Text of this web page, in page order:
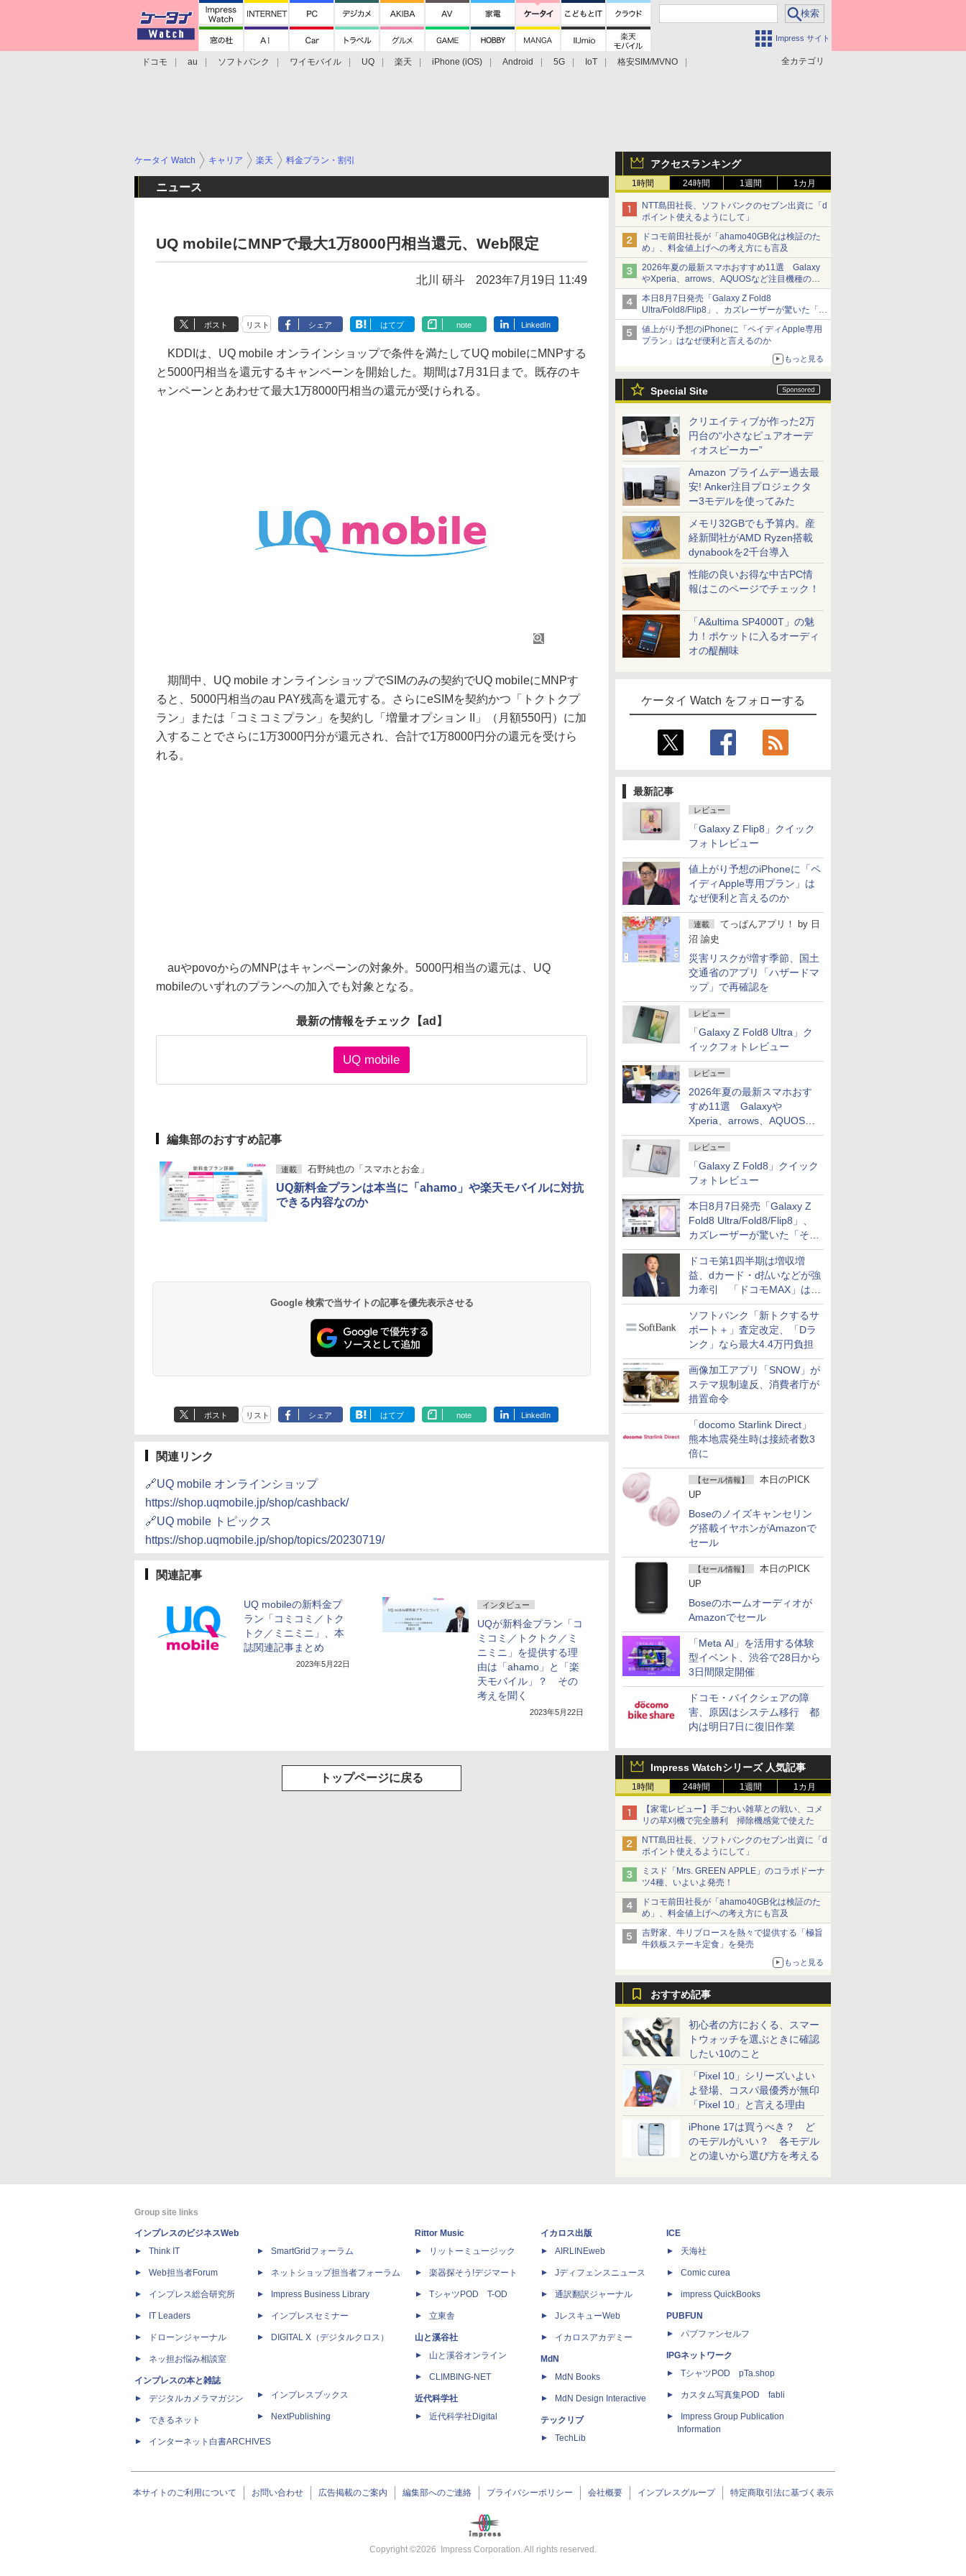
Impress サイト
全カテゴリ
ドコモ au ソフトバンク ワイモバイル UQ 楽天 iPhone (iOS) Android 5G IoT
格安SIM/MVNO
アクセスランキング
1時間 24時間 1週間 1カ月
NTT島田社長、ソフトバンクのセブン出資に「d
ポイント使えるようにして」
ドコモ前田社長が「ahamo40GB化は検証のた
め」、料金値上げへの考え方にも言及
2026年夏の最新スマホおすすめ11選 Galaxy
やXperia、arrows、AQUOSなど注目機種の特
徴は
本日8月7日発売「Galaxy Z Fold8
Ultra/Fold8/Flip8」、カズレーザーが驚いた「そ
ば屋のメニュー並みの薄さ」
値上がり予想のiPhoneに「ペイディApple専用
プラン」はなぜ便利と言えるのか
もっと見る
Special Site
クリエイティブが作った2万
円台の“小さなピュアオーデ
ィオスピーカー”
Amazon プライムデー過去最
安! Anker注目プロジェクタ
ー3モデルを使ってみた
メモリ32GBでも予算内。産
経新聞社がAMD Ryzen搭載
dynabookを2千台導入
性能の良いお得な中古PC情
報はこのページでチェック！
「A&ultima SP4000T」の魅
力！ポケットに入るオーディ
オの醍醐味
ケータイ Watch をフォローする
最新記事
レビュー
「Galaxy Z Flip8」クイック
フォトレビュー
値上がり予想のiPhoneに「ペ
イディApple専用プラン」は
なぜ便利と言えるのか
連載 てっぱんアプリ！ by 日
沼 諭史
災害リスクが増す季節、国土
交通省のアプリ「ハザードマ
ップ」で再確認を
レビュー
「Galaxy Z Fold8 Ultra」ク
イックフォトレビュー
レビュー
2026年夏の最新スマホおす
すめ11選 Galaxyや
Xperia、arrows、AQUOSな
ど注目機種の特徴は
レビュー
「Galaxy Z Fold8」クイック
フォトレビュー
本日8月7日発売「Galaxy Z
Fold8 Ultra/Fold8/Flip8」、
カズレーザーが驚いた「そば
屋のメニュー並みの薄さ」
ドコモ第1四半期は増収増
益、dカード・d払いなどが強
力牽引 「ドコモMAX」は
400万契約突破
ソフトバンク「新トクするサ
ポート＋」査定改定、「Dラ
ンク」なら最大4.4万円負担
画像加工アプリ「SNOW」が
ステマ規制違反、消費者庁が
措置命令
「docomo Starlink Direct」
熊本地震発生時は接続者数3
倍に
【セール情報】
本日のPICK
UP
Boseのノイズキャンセリン
グ搭載イヤホンがAmazonで
セール
【セール情報】
本日のPICK
UP
Boseのホームオーディオが
Amazonでセール
「Meta AI」を活用する体験
型イベント、渋谷で28日から
3日間限定開催
ドコモ・バイクシェアの障
害、原因はシステム移行 都
内は明日7日に復旧作業
Impress Watchシリーズ 人気記事
1時間 24時間 1週間 1カ月
【家電レビュー】手ごわい雑草との戦い、コメ
リの草刈機で完全勝利 掃除機感覚で使えた
NTT島田社長、ソフトバンクのセブン出資に「d
ポイント使えるようにして」
ミスド「Mrs. GREEN APPLE」のコラボドーナ
ツ4種、いよいよ発売！
ドコモ前田社長が「ahamo40GB化は検証のた
め」、料金値上げへの考え方にも言及
吉野家、牛リブロースを熱々で提供する「極旨
牛鉄板ステーキ定食」を発売
もっと見る
おすすめ記事
初心者の方におくる、スマー
トウォッチを選ぶときに確認
したい10のこと
「Pixel 10」シリーズいよい
よ登場、コスパ最優秀が無印
「Pixel 10」と言える理由
iPhone 17は買うべき？ ど
のモデルがいい？ 各モデル
との違いから選び方を考える
ケータイ Watch キャリア 楽天 料金プラン・割引
ニュース
UQ mobileにMNPで最大1万8000円相当還元、Web限定
北川 研斗 2023年7月19日 11:49
ポスト リスト シェア はてブ note LinkedIn
KDDIは、UQ mobile オンラインショップで条件を満たしてUQ mobileにMNPする
と5000円相当を還元するキャンペーンを開始した。期間は7月31日まで。既存のキ
ャンペーンとあわせて最大1万8000円相当の還元が受けられる。
期間中、UQ mobile オンラインショップでSIMのみの契約でUQ mobileにMNPす
ると、5000円相当のau PAY残高を還元する。さらにeSIMを契約かつ「トクトクプ
ラン」または「コミコミプラン」を契約し「増量オプション II」（月額550円）に加
入することでさらに1万3000円分が還元され、合計で1万8000円分の還元を受けら
れる。
auやpovoからのMNPはキャンペーンの対象外。5000円相当の還元は、UQ
mobileのいずれのプランへの加入でも対象となる。
最新の情報をチェック 【ad】
UQ mobile
編集部のおすすめ記事
連載 石野純也の「スマホとお金」
UQ新料金プランは本当に「ahamo」や楽天モバイルに対抗
できる内容なのか
Google 検索で当サイトの記事を優先表示させる
ポスト リスト シェア はてブ note LinkedIn
関連リンク
🔗UQ mobile オンラインショップ
https://shop.uqmobile.jp/shop/cashback/
🔗UQ mobile トピックス
https://shop.uqmobile.jp/shop/topics/20230719/
関連記事
UQ mobileの新料金プ
ラン「コミコミ／トク
トク／ミニミニ」、本
誌関連記事まとめ
2023年5月22日
インタビュー
UQが新料金プラン「コ
ミコミ／トクトク／ミ
ニミニ」を提供する理
由は「ahamo」と「楽
天モバイル」？ その
考えを聞く
2023年5月22日
トップページに戻る
Group site links
インプレスのビジネスWeb
Think IT
Web担当者Forum
インプレス総合研究所
IT Leaders
ドローンジャーナル
ネッ担お悩み相談室
インプレスの本と雑誌
デジタルカメラマガジン
できるネット
インターネット白書ARCHIVES
SmartGridフォーラム
ネットショップ担当者フォーラム
Impress Business Library
インプレスセミナー
DIGITAL X（デジタルクロス）
インプレスブックス
NextPublishing
Rittor Music
リットーミュージック
楽器探そう!デジマート
TシャツPOD T-OD
立東舎
山と溪谷社
山と溪谷オンライン
CLIMBING-NET
近代科学社
近代科学社Digital
イカロス出版
AIRLINEweb
Jディフェンスニュース
通訳翻訳ジャーナル
JレスキューWeb
イカロスアカデミー
MdN
MdN Books
MdN Design Interactive
テックリブ
TechLib
ICE
天海社
Comic curea
impress QuickBooks
PUBFUN
パブファンセルフ
IPGネットワーク
TシャツPOD pTa.shop
カスタム写真集POD fabli
Impress Group Publication
Information
本サイトのご利用について お問い合わせ 広告掲載のご案内 編集部へのご連絡 プライバシーポリシー 会社概要 インプレスグループ 特定商取引法に基づく表示
Copyright ©2026 Impress Corporation. All rights reserved.